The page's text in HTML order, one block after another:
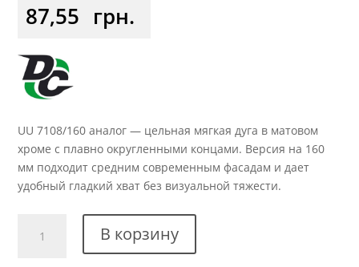
87,55 грн.
UU 7108/160 аналог — цельная мягкая дуга в матовом
хроме с плавно округленными концами. Версия на 160
мм подходит средним современным фасадам и дает
удобный гладкий хват без визуальной тяжести.
товара
В корзину